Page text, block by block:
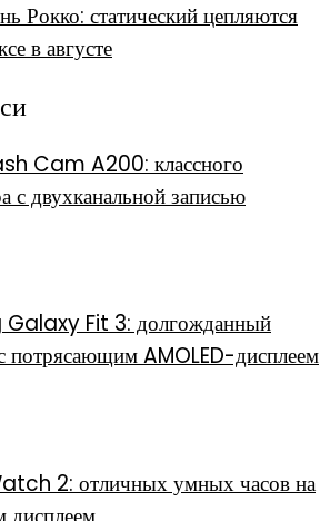
Рокко: статический цепляются
в августе
Cam A200: классного
с двухканальной записью
Fit 3: долгожданный
потрясающим AMOLED-дисплеем
2: отличных умных часов на